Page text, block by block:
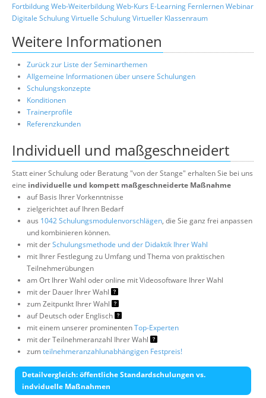
FortbildungWeb-WeiterbildungWeb-Kurs E-Learning FernlernenWebinar
Digitale SchulungVirtuelle SchulungVirtueller Klassenraum
Weitere Informationen
Zurück zur Liste der Seminarthemen
Allgemeine Informationen über unsere Schulungen
Schulungskonzepte
Konditionen
Trainerprofile
Referenzkunden
Individuell und maßgeschneidert
Statt einer Schulung oder Beratung "von der Stange" erhalten Sie bei uns
eine individuelle und kompett maßgeschneiderte Maßnahme
auf Basis Ihrer Vorkenntnisse
zielgerichtet auf Ihren Bedarf
aus 1042 Schulungsmodulenvorschlägen, die Sie ganz frei anpassen
und kombinieren können.
mit derSchulungsmethode und der Didaktik Ihrer Wahl
mit Ihrer Festlegung zu Umfang und Thema von praktischen
Teilnehmerübungen
am Ort Ihrer Wahl oder online mit Videosoftware Ihrer Wahl
mit der Dauer Ihrer Wahl
zum Zeitpunkt Ihrer Wahl
auf Deutsch oder Englisch
mit einem unserer prominentenTop-Experten
mit der Teilnehmeranzahl Ihrer Wahl
zumteilnehmeranzahlunabhängigen Festpreis!
Detailvergleich: öffentliche Standardschulungen vs.
indviduelle Maßnahmen